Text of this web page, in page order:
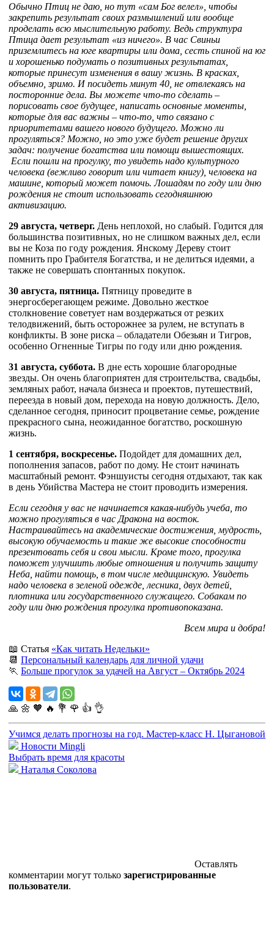
Обычно Птиц не даю, но тут «сам Бог велел», чтобы
закрепить результат своих размышлений или вообще
проделать всю мыслительную работу. Ведь структура
Птица дает результат «из ничего». В час Свиньи
приземлитесь на юге квартиры или дома, сесть спиной на юг
и хорошенько подумать о позитивных результатах,
которые принесут изменения в вашу жизнь. В красках,
объемно, зримо. И посидеть минут 40, не отвлекаясь на
посторонние дела. Вы можете что-то сделать –
порисовать свое будущее, написать основные моменты,
которые для вас важны – что-то, что связано с
приоритетами вашего нового будущего. Можно ли
прогуляться? Можно, но это уже будет решение других
задач: получение богатства или помощи вышестоящих.
Если пошли на прогулку, то увидеть надо культурного
человека (вежливо говорит или читает книгу), человека на
машине, который может помочь. Лошадям по году или дню
рождения не стоит использовать сегодняшнюю
активизацию.
29 августа, четверг. День неплохой, но слабый. Годится для
большинства позитивных, но не слишком важных дел, если
вы не Коза по году рождения. Янскому Дереву стоит
помнить про Грабителя Богатства, и не делиться идеями, а
также не совершать спонтанных покупок.
30 августа, пятница. Пятницу проведите в
энергосберегающем режиме. Довольно жесткое
столкновение советует нам воздержаться от резких
телодвижений, быть осторожнее за рулем, не вступать в
конфликты. В зоне риска – обладатели Обезьян и Тигров,
особенно Огненные Тигры по году или дню рождения.
31 августа, суббота. В дне есть хорошие благородные
звезды. Он очень благоприятен для строительства, свадьбы,
земляных работ, начала бизнеса и проектов, путешествий,
переезда в новый дом, перехода на новую должность. Дело,
сделанное сегодня, приносит процветание семье, рождение
прекрасного сына, неожиданное богатство, роскошную
жизнь.
1 сентября, воскресенье. Подойдет для домашних дел,
пополнения запасов, работ по дому. Не стоит начинать
масштабный ремонт. Фэншуисты сегодня отдыхают, так как
в день Убийства Мастера не стоит проводить измерения.
Если сегодня у вас не начинается какая-нибудь учеба, то
можно прогуляться в час Дракона на восток.
Настраивайтесь на академические достижения, мудрость,
высокую обучаемость и такие же высокие способности
презентовать себя и свои мысли. Кроме того, прогулка
поможет улучшить любые отношения и получить защиту
Неба, найти помощь, в том числе медицинскую. Увидеть
надо человека в зеленой одежде, лесника, двух детей,
плотника или государственного служащего. Собакам по
году или дню рождения прогулка противопоказана.
Всем мира и добра!
📖 Статья «Как читать Недельки»
📆 Персональный календарь для личной удачи
🏃 Больше прогулок за удачей на Август – Октябрь 2024
🙏 🌼 🧡 🔥 💐 🌹 👍 👌
Учимся делать прогнозы на год. Мастер-класс Н. Цыгановой
Новости Mingli
Выбрать время для красоты
Наталья Соколова
Оставлять
комментарии могут только зарегистрированные
пользователи.